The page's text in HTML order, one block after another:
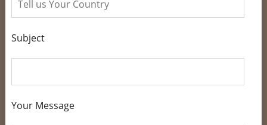
Subject
Your Message